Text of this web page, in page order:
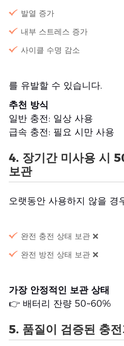
발열 증가
내부 스트레스 증가
사이클 수명 감소
를 유발할 수 있습니다.
추천 방식
일반 충전: 일상 사용
급속 충전: 필요 시만 사용
4. 장기간 미사용 시
보관
오랫동안 사용하지 않을 경
완전 충전 상태 보관 ❌
완전 방전 상태 보관 ❌
가장 안정적인 보관 상태
👉 배터리 잔량 50~60%
5. 품질이 검증된 충